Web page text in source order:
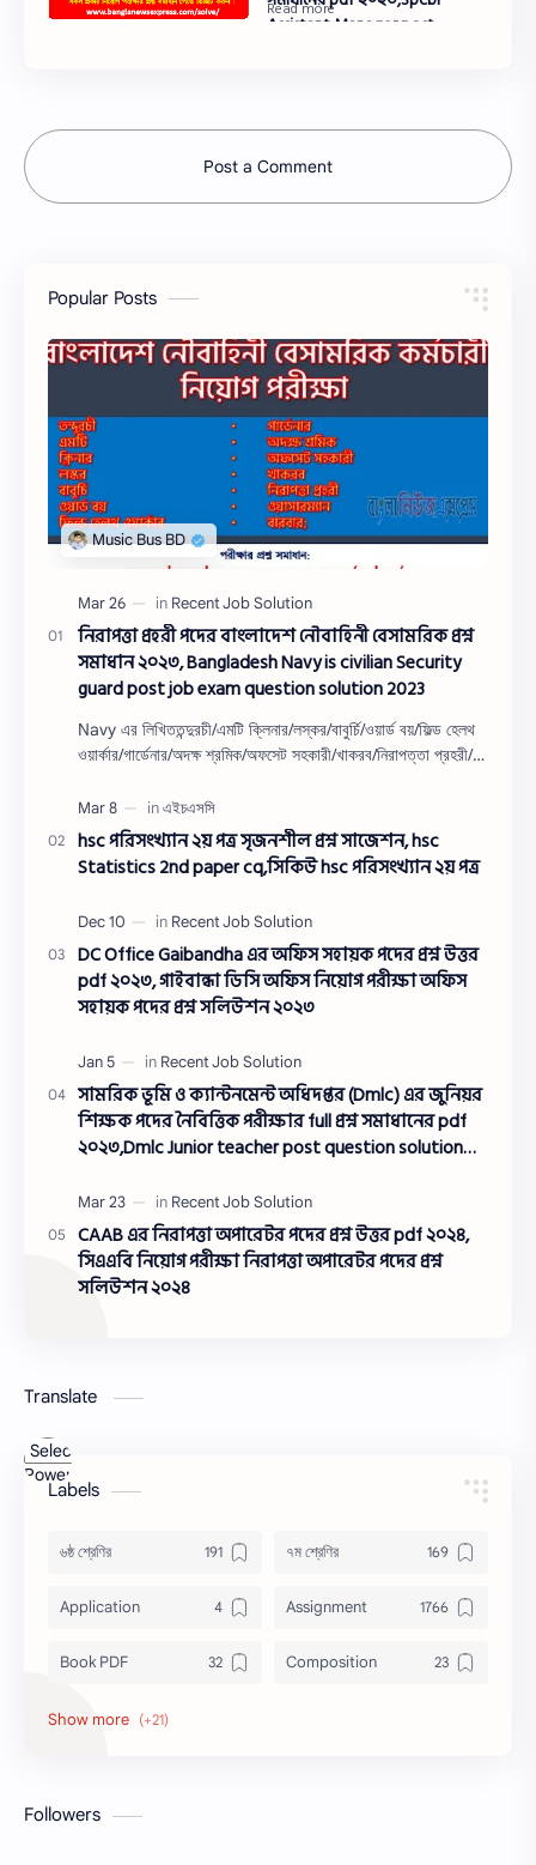
Assistant Manager post
Post a Comment
Popular Posts
নিরাপত্তা প্রহরী পদের বাংলাদেশ নৌবাহিনী বেসামরিক প্রশ্ন
সমাধান ২০২৩, Bangladesh Navy is civilian Security
guard post job exam question solution 2023
Navy এর লিখিততন্দুরচী/এমটি ক্লিনার/লস্কর/বাবুর্চি/ওয়ার্ড বয়/ফিল্ড হেলথ
ওয়ার্কার/গার্ডেনার/অদক্ষ শ্রমিক/অফসেট সহকারী/খাকরব/নিরাপত্তা প্রহরী/
hsc পরিসংখ্যান ২য় পত্র সৃজনশীল প্রশ্ন সাজেশন, hsc
Statistics 2nd paper cq,সিকিউ hsc পরিসংখ্যান ২য় পত্র
DC Office Gaibandha এর অফিস সহায়ক পদের প্রশ্ন উত্তর
pdf ২০২৩, গাইবান্ধা ডিসি অফিস নিয়োগ পরীক্ষা অফিস
সহায়ক পদের প্রশ্ন সলিউশন ২০২৩
সামরিক ভূমি ও ক্যান্টনমেন্ট অধিদপ্তর (Dmlc) এর জুনিয়র
শিক্ষক পদের নৈবিত্তিক পরীক্ষার full প্রশ্ন সমাধানের pdf
২০২৩,Dmlc Junior teacher post question solution
সমাধান ২০২৩
CAAB এর নিরাপত্তা অপারেটর পদের প্রশ্ন উত্তর pdf ২০২৪,
সিএএবি নিয়োগ পরীক্ষা নিরাপত্তা অপারেটর পদের প্রশ্ন
সলিউশন ২০২৪
Translate
Powered
Labels
৬ষ্ঠ শ্রেণির ৭ম শ্রেণির
Application Assignment
Book PDF Composition
Honors
Model Test
Followers